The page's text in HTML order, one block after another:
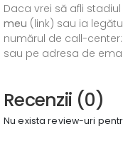
Daca vrei să afli
meu (link) sau ia
numărul de call-center:
sau pe adresa de
Recenzii (0)
Nu exista review-uri